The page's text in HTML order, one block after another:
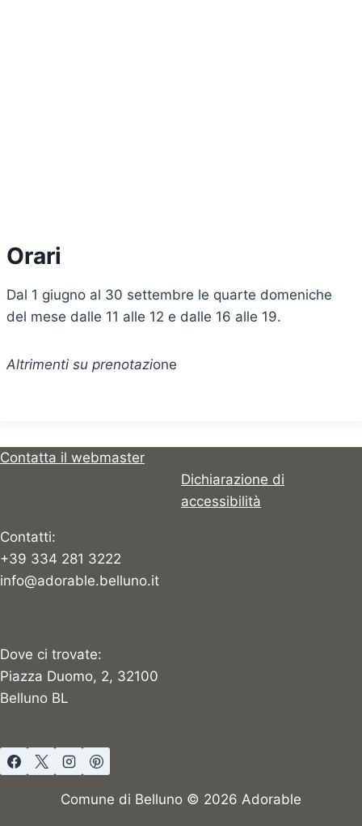
Orari
Dal 1 giugno al 30 settembre le quarte domeniche
del mese dalle 11 alle 12 e dalle 16 alle 19.
Altrimenti su prenotazione
Contatta il webmaster
Dichiarazione di
accessibilità
Contatti:
+39 334 281 3222
info@adorable.belluno.it
Dove ci trovate:
Piazza Duomo, 2, 32100
Belluno BL
Comune di Belluno © 2026 Adorable